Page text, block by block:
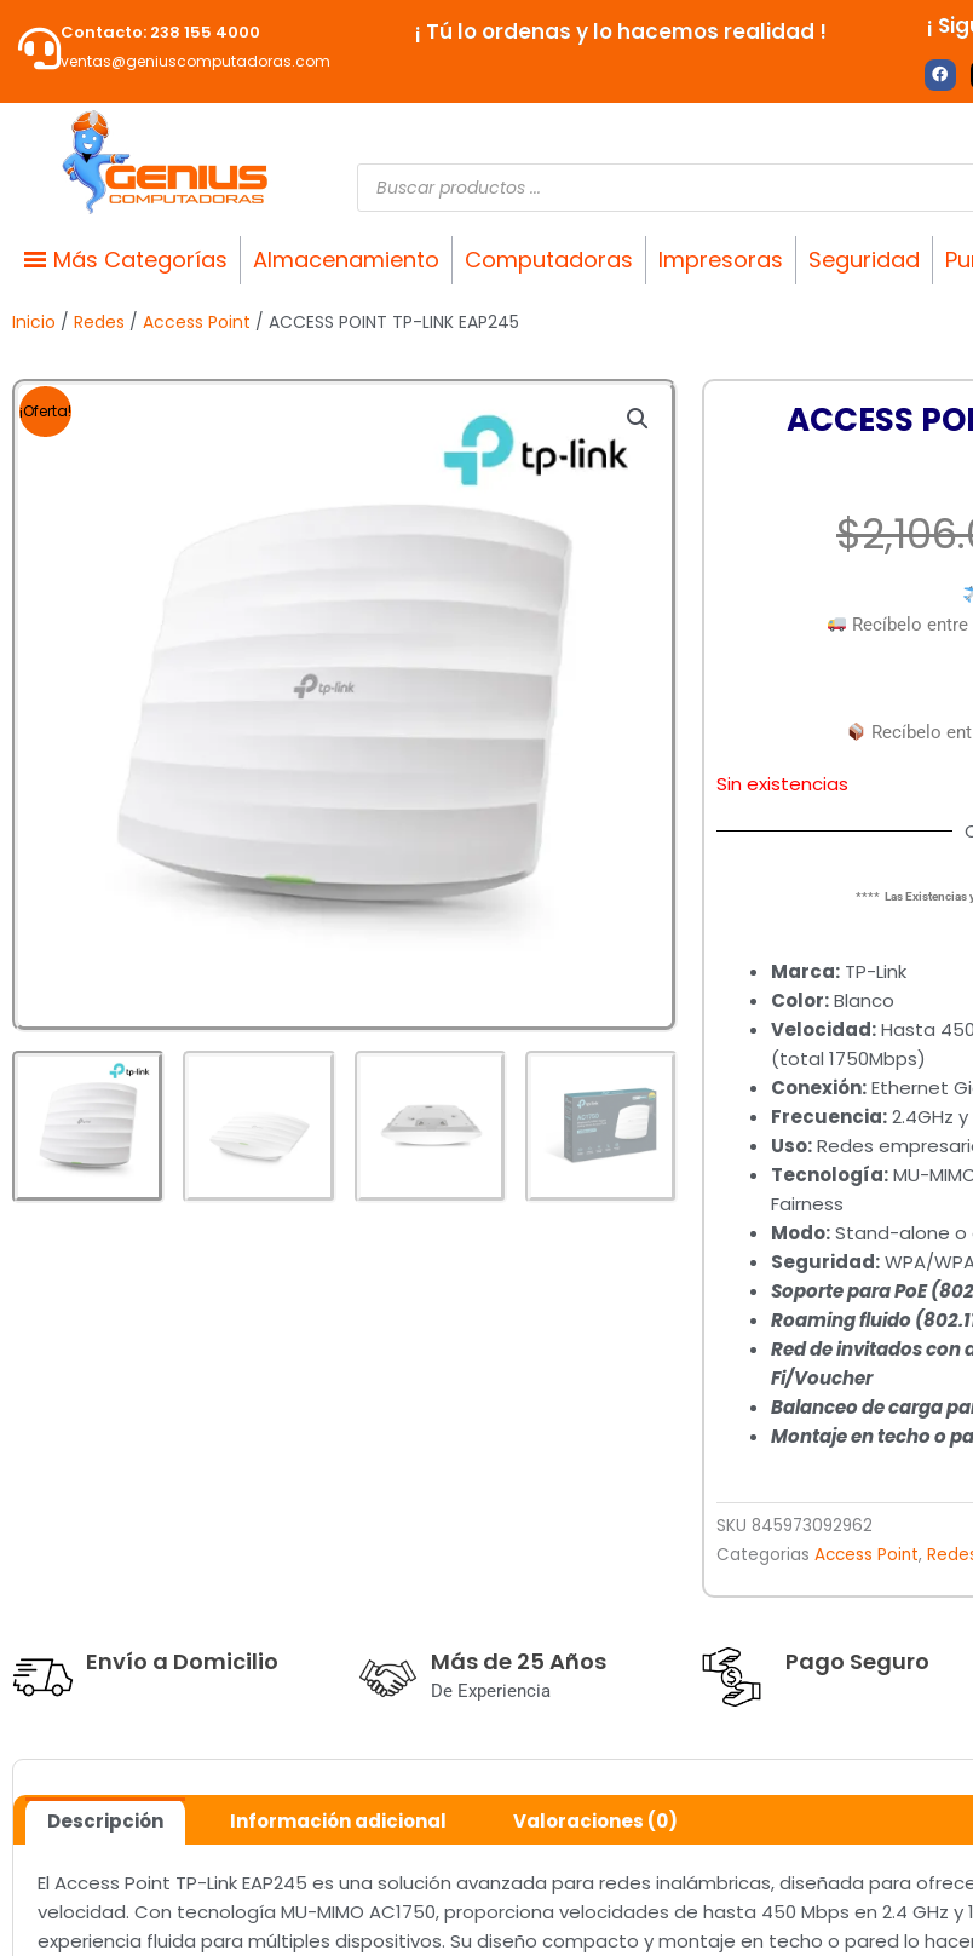
contenido
Contacto: 238 155 4000
ventas@geniuscomputadoras.com
¡ Tú lo ordenas y lo hacemos realidad ! ¡
F
a
o
Búsqueda
de
productos
Más Categorías Almacenamiento Computadoras Impresoras Seguridad
Inicio / Redes / Access Point / ACCESS POINT TP-LINK EAP245
¡Oferta! ACCESS
$
Recíbelo entre
Recíbelo
Sin existencias
**** Las Existencias
Marca: TP-Link
Color:Blanco
Velocidad:Hasta
(total 1750Mbps)
Conexión:Ethernet
Frecuencia:2.4GHz
Uso:Redes
Tecnología:MU-
Fairness
Modo:Stand-alone o
Seguridad:WPA/
Soporte para PoE
Roaming fluido
Red de invitados con
Fi/Voucher
Balanceo de carga
Montaje en techo o
SKU 845973092962
Categorias Access Point,
Envío a Domicilio Más de 25 Años
De Experiencia
Pago Seguro
Descripción Información adicional Valoraciones (0)
El Access Point TP-Link EAP245 es una solución avanzada para redes inalámbricas, diseñada para
velocidad. Con tecnología MU-MIMO AC1750, proporciona velocidades de hasta 450 Mbps en 2.4 GHz y
experiencia fluida para múltiples dispositivos. Su diseño compacto y montaje en techo o pared lo